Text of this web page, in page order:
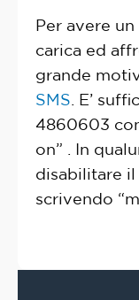
Per avere
carica ed
grande
SMS . E’
4860603
on” . In
disabilitare il
scrivendo